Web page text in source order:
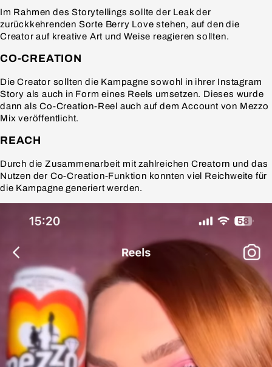
Im Rahmen des Storytellings sollte der Leak der
zurückkehrenden Sorte Berry Love stehen, auf den die
Creator auf kreative Art und Weise reagieren sollten.
CO-CREATION
Die Creator sollten die Kampagne sowohl in ihrer Instagram
Story als auch in Form eines Reels umsetzen. Dieses wurde
dann als Co-Creation-Reel auch auf dem Account von Mezzo
Mix veröffentlicht.
REACH
Durch die Zusammenarbeit mit zahlreichen Creatorn und das
Nutzen der Co-Creation-Funktion konnten viel Reichweite für
die Kampagne generiert werden.